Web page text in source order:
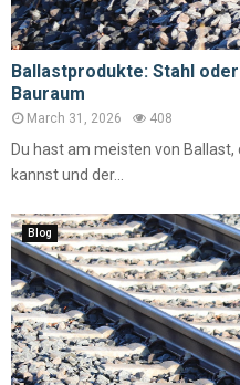
Ballastprodukte: Stahl
Bauraum
March 31, 2026 408
Du hast am meisten von
kannst und der...
Blog